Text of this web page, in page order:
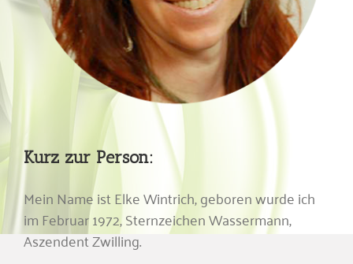
Kurz zur Person:
Mein Name ist Elke Wintrich, geboren wurde ich
im Februar 1972, Sternzeichen Wassermann,
Aszendent Zwilling.